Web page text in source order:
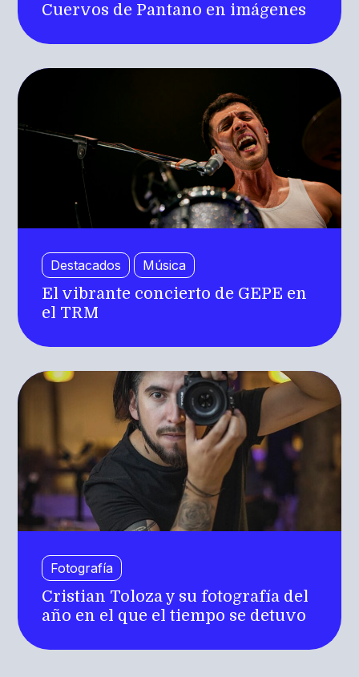
Cuervos de Pantano en imágenes
Destacados Música
El vibrante concierto de GEPE en
el TRM
Fotografía
Cristian Toloza y su fotografía del
año en el que el tiempo se detuvo